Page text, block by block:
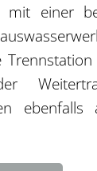
mit einer
ebenfalls